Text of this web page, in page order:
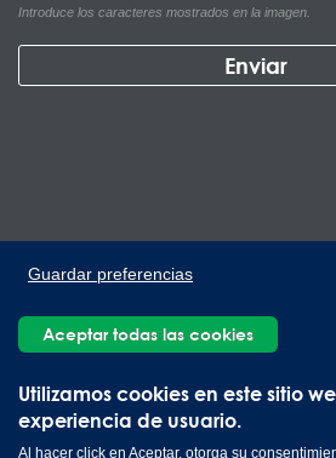
Utilizamos cookies en este sitio
experiencia de usuario.
Al hacer click en Aceptar, otorga su
Guardar preferencias
Aceptar todas las cookies
Introduce los caracteres mostrados en la imagen.
Lee Spring de México, Ave. Apolo
Santa Catarina